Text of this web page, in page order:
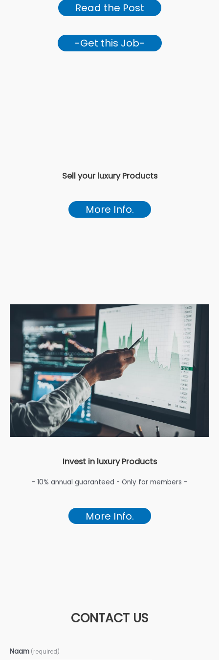
Read the Post
-Get this Job-
Sell your luxury Products
More Info.
Invest in luxury Products
- 10% annual guaranteed - Only for members -
More Info.
CONTACT US
Naam (required)